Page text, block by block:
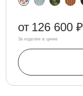
от 126 600 ₽
За изделие в цинке